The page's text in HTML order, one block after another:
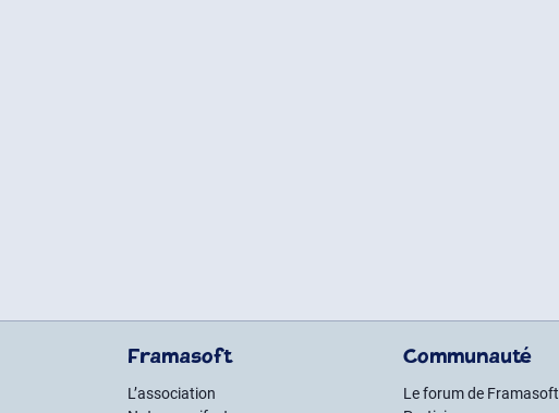
Framasoft
L’association
Communauté
Le forum de Framasoft